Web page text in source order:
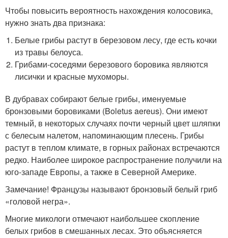
Чтобы повысить вероятность нахождения колосовика,
нужно знать два признака:
Белые грибы растут в березовом лесу, где есть кочки
из травы белоуса.
Грибами-соседями березового боровика являются
лисички и красные мухоморы.
В дубравах собирают белые грибы, именуемые
бронзовыми боровиками (Boletus aereus). Они имеют
темный, в некоторых случаях почти черный цвет шляпки
с белесым налетом, напоминающим плесень. Грибы
растут в теплом климате, в горных районах встречаются
редко. Наиболее широкое распространение получили на
юго-западе Европы, а также в Северной Америке.
Замечание! Французы называют бронзовый белый гриб
«головой негра».
Многие микологи отмечают наибольшее скопление
белых грибов в смешанных лесах. Это объясняется